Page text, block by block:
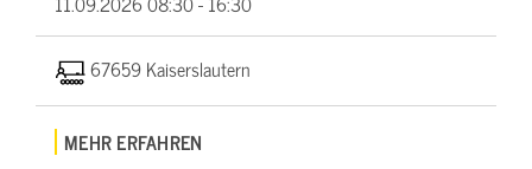
67659 Kaiserslautern
MEHR ERFAHREN